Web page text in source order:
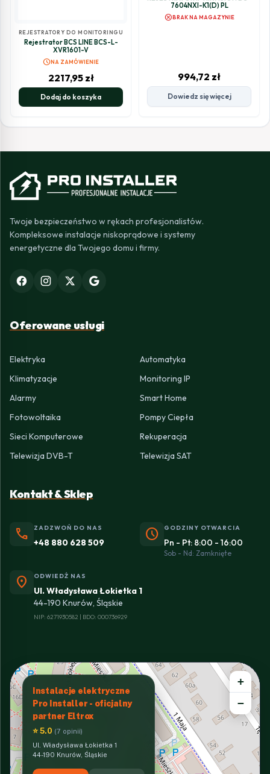
REJESTRATORY DO MONITORINGU
Rejestrator BCS LINE BCS-L-
XVR1601-V
scheduleNA ZAMÓWIENIE
2217,95 zł
Dodaj do koszyka
7604NXI-K1(D) PL
cancelBRAK NA MAGAZYNIE
994,72 zł
Dowiedz się więcej
Twoje bezpieczeństwo w rękach profesjonalistów.
Kompleksowe instalacje niskoprądowe i systemy
energetyczne dla Twojego domu i firmy.
Oferowane usługi
Elektryka
Automatyka
Klimatyzacje
Monitoring IP
Alarmy
Smart Home
Fotowoltaika
Pompy Ciepła
Sieci Komputerowe
Rekuperacja
Telewizja DVB-T
Telewizja SAT
Kontakt & Sklep
phone ZADZWOŃ DO NAS
+48 880 628 509 schedule GODZINY OTWARCIA
Pn - Pt: 8:00 - 16:00
Sob - Nd: Zamknięte
location_on ODWIEDŹ NAS
Ul. Władysława Łokietka 1
44-190 Knurów, Śląskie
NIP: 6271930582 | BDO: 000736929
Instalacje elektryczne
Pro Installer - oficjalny
partner Eltrox
⭐ 5.0 (7 opinii)
Ul. Władysława Łokietka 1
44-190 Knurów, Śląskie
+
−